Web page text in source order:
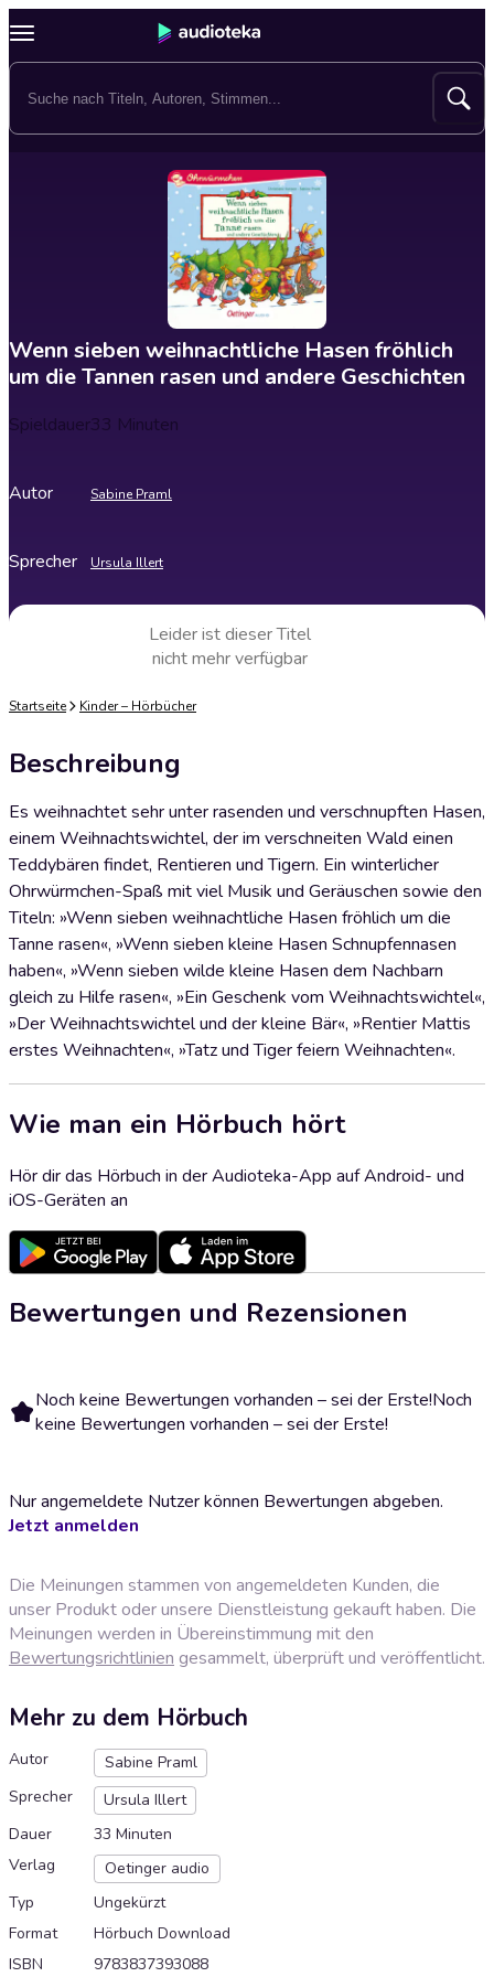
Wenn sieben weihnachtliche Hasen fröhlich
um die Tannen rasen und andere Geschichten
Spieldauer33 Minuten
Autor Sabine Praml
Sprecher Ursula Illert
Leider ist dieser Titel
nicht mehr verfügbar
Startseite Kinder – Hörbücher
Beschreibung
Es weihnachtet sehr unter rasenden und verschnupften Hasen,
einem Weihnachtswichtel, der im verschneiten Wald einen
Teddybären findet, Rentieren und Tigern. Ein winterlicher
Ohrwürmchen-Spaß mit viel Musik und Geräuschen sowie den
Titeln: »Wenn sieben weihnachtliche Hasen fröhlich um die
Tanne rasen«, »Wenn sieben kleine Hasen Schnupfennasen
haben«, »Wenn sieben wilde kleine Hasen dem Nachbarn
gleich zu Hilfe rasen«, »Ein Geschenk vom Weihnachtswichtel«,
»Der Weihnachtswichtel und der kleine Bär«, »Rentier Mattis
erstes Weihnachten«, »Tatz und Tiger feiern Weihnachten«.
Wie man ein Hörbuch hört
Hör dir das Hörbuch in der Audioteka-App auf Android- und
iOS-Geräten an
Bewertungen und Rezensionen
Noch keine Bewertungen vorhanden – sei der Erste!Noch
keine Bewertungen vorhanden – sei der Erste!
Nur angemeldete Nutzer können Bewertungen abgeben.
Jetzt anmelden
Die Meinungen stammen von angemeldeten Kunden, die
unser Produkt oder unsere Dienstleistung gekauft haben. Die
Meinungen werden in Übereinstimmung mit den
Bewertungsrichtlinien gesammelt, überprüft und veröffentlicht.
Mehr zu dem Hörbuch
Autor
Sabine Praml
Sprecher
Ursula Illert
Dauer
33 Minuten
Verlag
Oetinger audio
Typ
Ungekürzt
Format
Hörbuch Download
ISBN
9783837393088